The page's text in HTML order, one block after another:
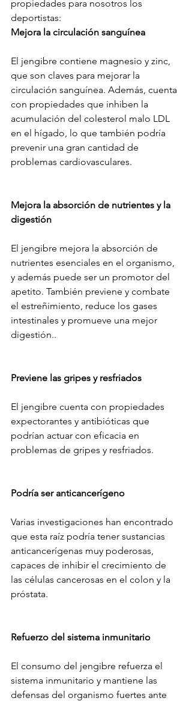
propiedades para nosotros los
deportistas:
Mejora la circulación sanguínea
El jengibre contiene magnesio y zinc,
que son claves para mejorar la
circulación sanguínea. Además, cuenta
con propiedades que inhiben la
acumulación del colesterol malo LDL
en el hígado, lo que también podría
prevenir una gran cantidad de
problemas cardiovasculares.
Mejora la absorción de nutrientes y la
digestión
El jengibre mejora la absorción de
nutrientes esenciales en el organismo,
y además puede ser un promotor del
apetito. También previene y combate
el estreñimiento, reduce los gases
intestinales y promueve una mejor
digestión..
Previene las gripes y resfriados
El jengibre cuenta con propiedades
expectorantes y antibióticas que
podrían actuar con eficacia en
problemas de gripes y resfriados.
Podría ser anticancerígeno
Varias investigaciones han encontrado
que esta raíz podría tener sustancias
anticancerígenas muy poderosas,
capaces de inhibir el crecimiento de
las células cancerosas en el colon y la
próstata.
Refuerzo del sistema inmunitario
El consumo del jengibre refuerza el
sistema inmunitario y mantiene las
defensas del organismo fuertes ante